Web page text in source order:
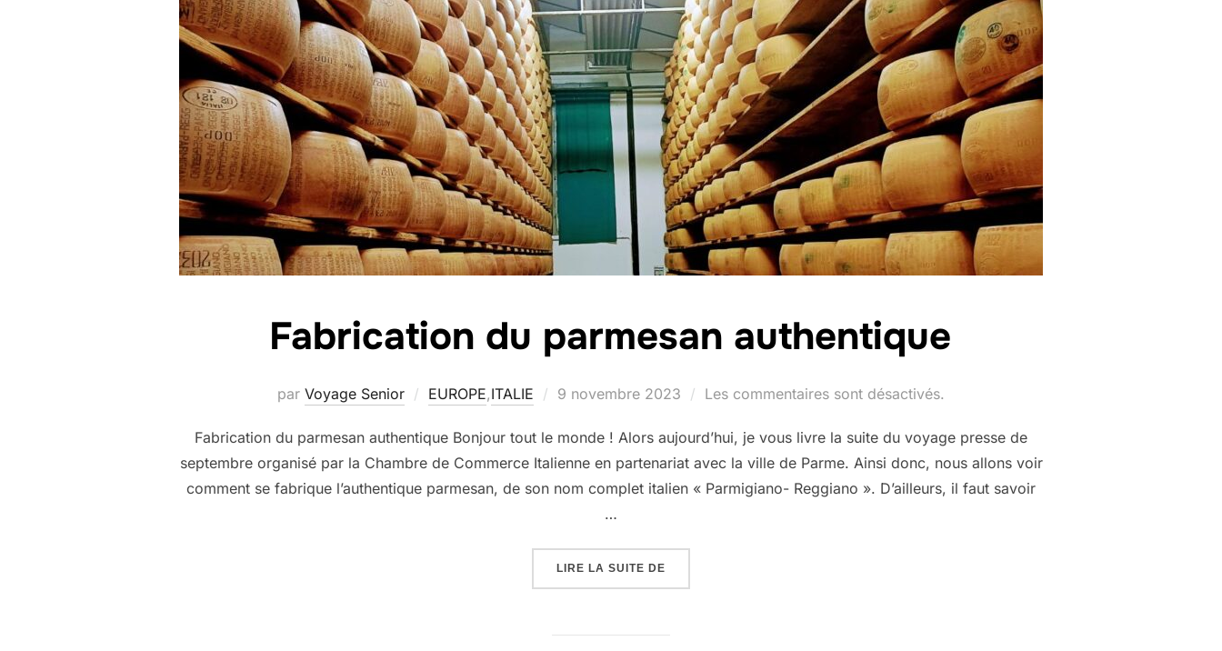
Fabrication du parmesan authentique
par Voyage Senior EUROPE,ITALIE
Publié
9 novembre 2023 Les commentaires sont désactivés.
Fabrication du parmesan authentique Bonjour tout le monde ! Alors aujourd’hui, je vous livre la suite du voyage presse de
septembre organisé par la Chambre de Commerce Italienne en partenariat avec la ville de Parme. Ainsi donc, nous allons voir
comment se fabrique l’authentique parmesan, de son nom complet italien « Parmigiano- Reggiano ». D’ailleurs, il faut savoir
…
LIRE LA SUITE DE